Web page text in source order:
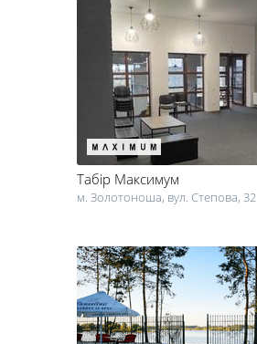
Табір Максимум
м. Золотоноша, вул. Степова, 32